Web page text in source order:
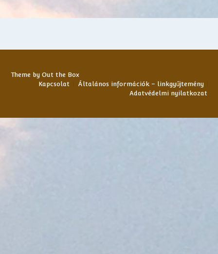
Theme by Out the Box
Kapcsolat
Általános információk – linkgyűjtemény
Adatvédelmi nyilatkozat